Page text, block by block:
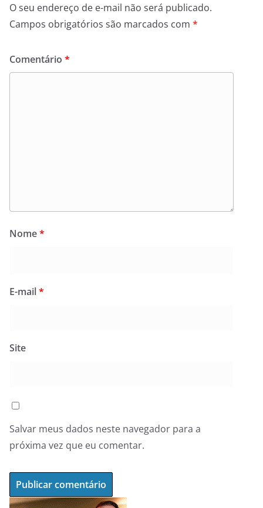
O seu endereço de e-mail não será publicado.
Campos obrigatórios são marcados com *
Comentário *
Nome*
E-mail*
Site
Salvar meus dados neste navegador para a
próxima vez que eu comentar.